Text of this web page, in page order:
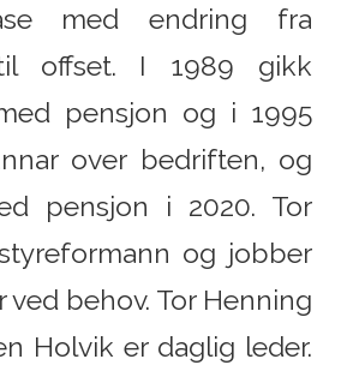
med endring fra
offset. I 1989 gikk
pensjon og i 1995
over bedriften, og
pensjon i 2020. Tor
og jobber
ved behov. Tor Henning
Holvik er daglig leder.